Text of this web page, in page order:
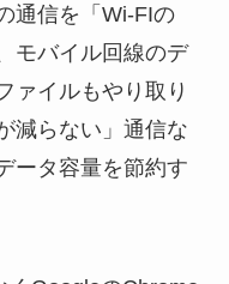
通信を「Wi-FIの
モバイル回線のデ
ァイルもやり取り
減らない」通信な
ータ容量を節約す